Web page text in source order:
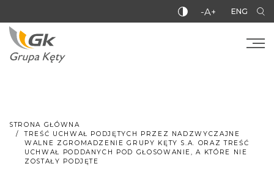
-A+ ENG
STRONA GŁÓWNA
TREŚĆ UCHWAŁ PODJĘTYCH PRZEZ NADZWYCZAJNE
WALNE ZGROMADZENIE GRUPY KĘTY S.A. ORAZ TREŚĆ
UCHWAŁ PODDANYCH POD GŁOSOWANIE, A KTÓRE NIE
ZOSTAŁY PODJĘTE